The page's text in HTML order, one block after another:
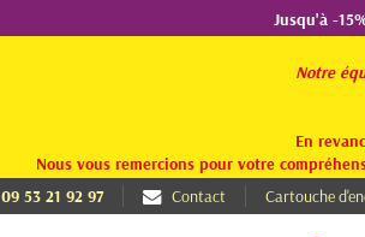
Jusqu'à -
Notre
En
Nous vous remercions pour votre
09 53 21 92 97 Contact Cartouche